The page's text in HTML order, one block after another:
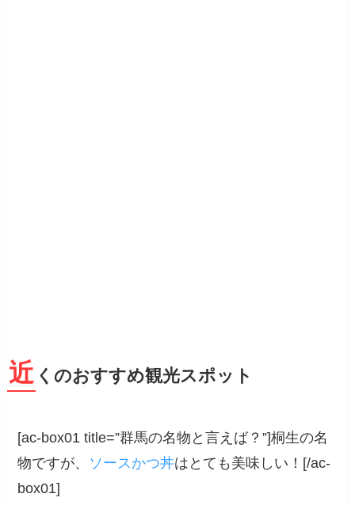
近 くのおすすめ観光スポット
[ac-box01 title=”群馬の名物と言えば？”]桐生の名
物ですが、 ソースかつ丼はとても美味しい！[/ac-
box01]